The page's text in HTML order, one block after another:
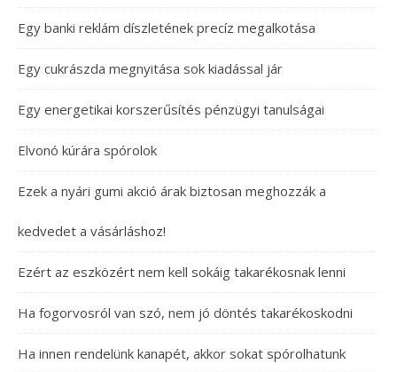
Egy banki reklám díszletének precíz megalkotása
Egy cukrászda megnyitása sok kiadással jár
Egy energetikai korszerűsítés pénzügyi tanulságai
Elvonó kúrára spórolok
Ezek a nyári gumi akció árak biztosan meghozzák a
kedvedet a vásárláshoz!
Ezért az eszközért nem kell sokáig takarékosnak lenni
Ha fogorvosról van szó, nem jó döntés takarékoskodni
Ha innen rendelünk kanapét, akkor sokat spórolhatunk